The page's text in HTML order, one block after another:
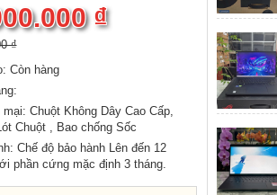
₫
₫
Còn hàng
mại: Chuột Không Dây Cao Cấp,
Chuột , Bao chống Sốc
Chế độ bảo hành Lên đến 12
phần cứng mặc định 3 tháng.